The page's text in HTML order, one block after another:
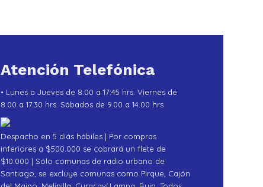
Atención Telefónica
• Lunes a Jueves de 8:00 a 17:45 hrs. Viernes de
8.00 a 17.30 hrs. Sábados de 9.00 a 14.00 hrs
Despacho en 5 diás hábiles | Por compras
inferiores a $500.000 se cobrará un flete de
$10.000 | Sólo comunas de radio urbano de
Santiago, se excluye comunas como Pirque, Cajón